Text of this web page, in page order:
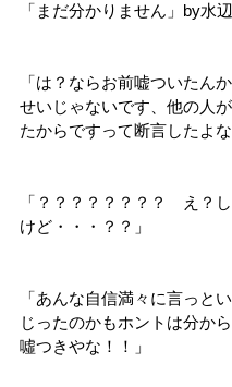
「まだ分かりません」by水辺
「は？ならお前嘘ついたん
せいじゃないです、他の人
たからですって断言したよな
「？？？？？？？？　え？
けど・・・？？」
「あんな自信満々に言っと
じったのかもホントは分か
噓つきやな！！」